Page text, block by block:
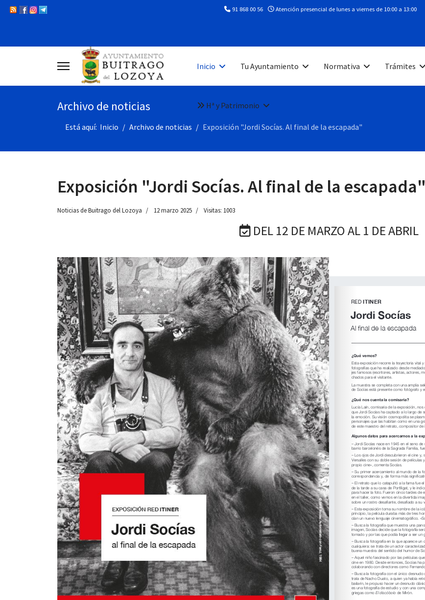
91 868 00 56 Atención presencial de lunes a viernes de 10:00 a 13:00
Inicio Tu Ayuntamiento Normativa Trámites
Hª y Patrimonio
Archivo de noticias
Está aquí: Inicio Archivo de noticias Exposición "Jordi Socías. Al final de la escapada"
Exposición "Jordi Socías. Al final de la escapada"
Noticias de Buitrago del Lozoya 12 marzo 2025 Visitas: 1003
DEL 12 DE MARZO AL 1 DE ABRIL